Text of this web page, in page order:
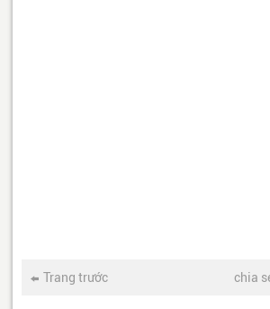
Trang trước chia